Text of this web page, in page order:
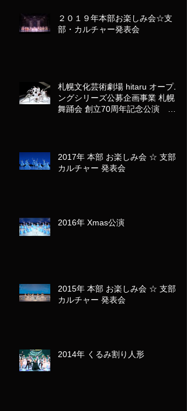
２０１９年本部お楽しみ会☆支
部・カルチャー発表会
札幌文化芸術劇場 hitaru オープニ
ングシリーズ公募企画事業 札幌
舞踊会 創立70周年記念公演 バ
2017年 本部 お楽しみ会 ☆ 支部･
カルチャー 発表会
2016年 Xmas公演
2015年 本部 お楽しみ会 ☆ 支部･
カルチャー 発表会
2014年 くるみ割り人形